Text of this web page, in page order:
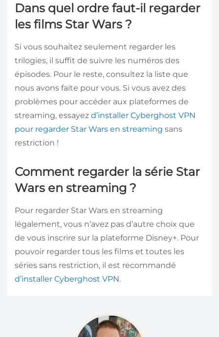
Dans quel ordre faut-il regarder
les films Star Wars ?
Si vous souhaitez seulement regarder les
trilogies, il suffit de suivre les numéros des
épisodes. Pour le reste, consultez la liste que
nous avons faite pour vous. Si vous avez des
problèmes pour accéder aux plateformes de
streaming, essayez d’installer Cyberghost VPN
pour regarder Star Wars en streaming sans
restriction !
Comment regarder la série Star
Wars en streaming ?
Pour regarder Star Wars en streaming
légalement, vous n’avez pas d’autre choix que
de vous inscrire sur la plateforme Disney+. Pour
pouvoir regarder tous les films et toutes les
séries sans restriction, il est recommandé
d’installer Cyberghost VPN.